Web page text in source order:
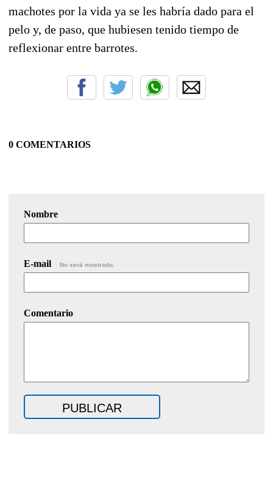
machotes por la vida ya se les habría dado para el
pelo y, de paso, que hubiesen tenido tiempo de
reflexionar entre barrotes.
0 COMENTARIOS
Nombre
E-mail No será mostrado.
Comentario